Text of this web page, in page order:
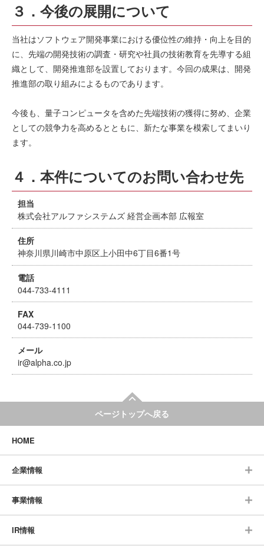
３．今後の展開について
当社はソフトウェア開発事業における優位性の維持・向上を目的
に、先端の開発技術の調査・研究や社員の技術教育を先導する組
織として、開発推進部を設置しております。今回の成果は、開発
推進部の取り組みによるものであります。
今後も、量子コンピュータを含めた先端技術の獲得に努め、企業
としての競争力を高めるとともに、新たな事業を模索してまいり
ます。
４．本件についてのお問い合わせ先
担当
株式会社アルファシステムズ 経営企画本部 広報室
住所
神奈川県川崎市中原区上小田中6丁目6番1号
電話
044-733-4111
FAX
044-739-1100
メール
ir@alpha.co.jp
ページトップへ戻る
HOME
企業情報
事業情報
IR情報